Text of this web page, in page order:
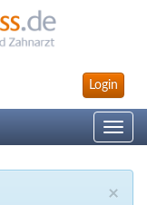
Login
Toggle
×